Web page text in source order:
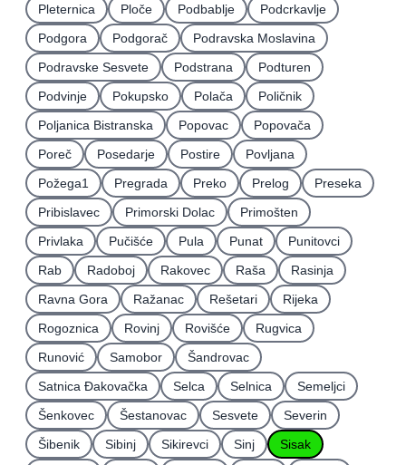
Pleternica
Ploče Podbablje
Podcrkavlje
Podgora
Podgorač
Podravska Moslavina
Podravske Sesvete
Podstrana
Podturen
Podvinje
Pokupsko Polača
Poličnik
Poljanica Bistranska
Popovac
Popovača
Poreč
Posedarje Postire
Povljana
Požega1
Pregrada Preko Prelog
Preseka
Pribislavec
Primorski Dolac
Primošten
Privlaka
Pučišće Pula Punat
Punitovci
Rab
Radoboj Rakovec Raša
Rasinja
Ravna Gora
Ražanac Rešetari
Rijeka
Rogoznica
Rovinj Rovišće
Rugvica
Runović
Samobor
Šandrovac
Satnica Ðakovačka
Selca Selnica
Semeljci
Šenkovec
Šestanovac Sesvete
Severin
Šibenik
Sibinj Sikirevci Sinj
Sisak